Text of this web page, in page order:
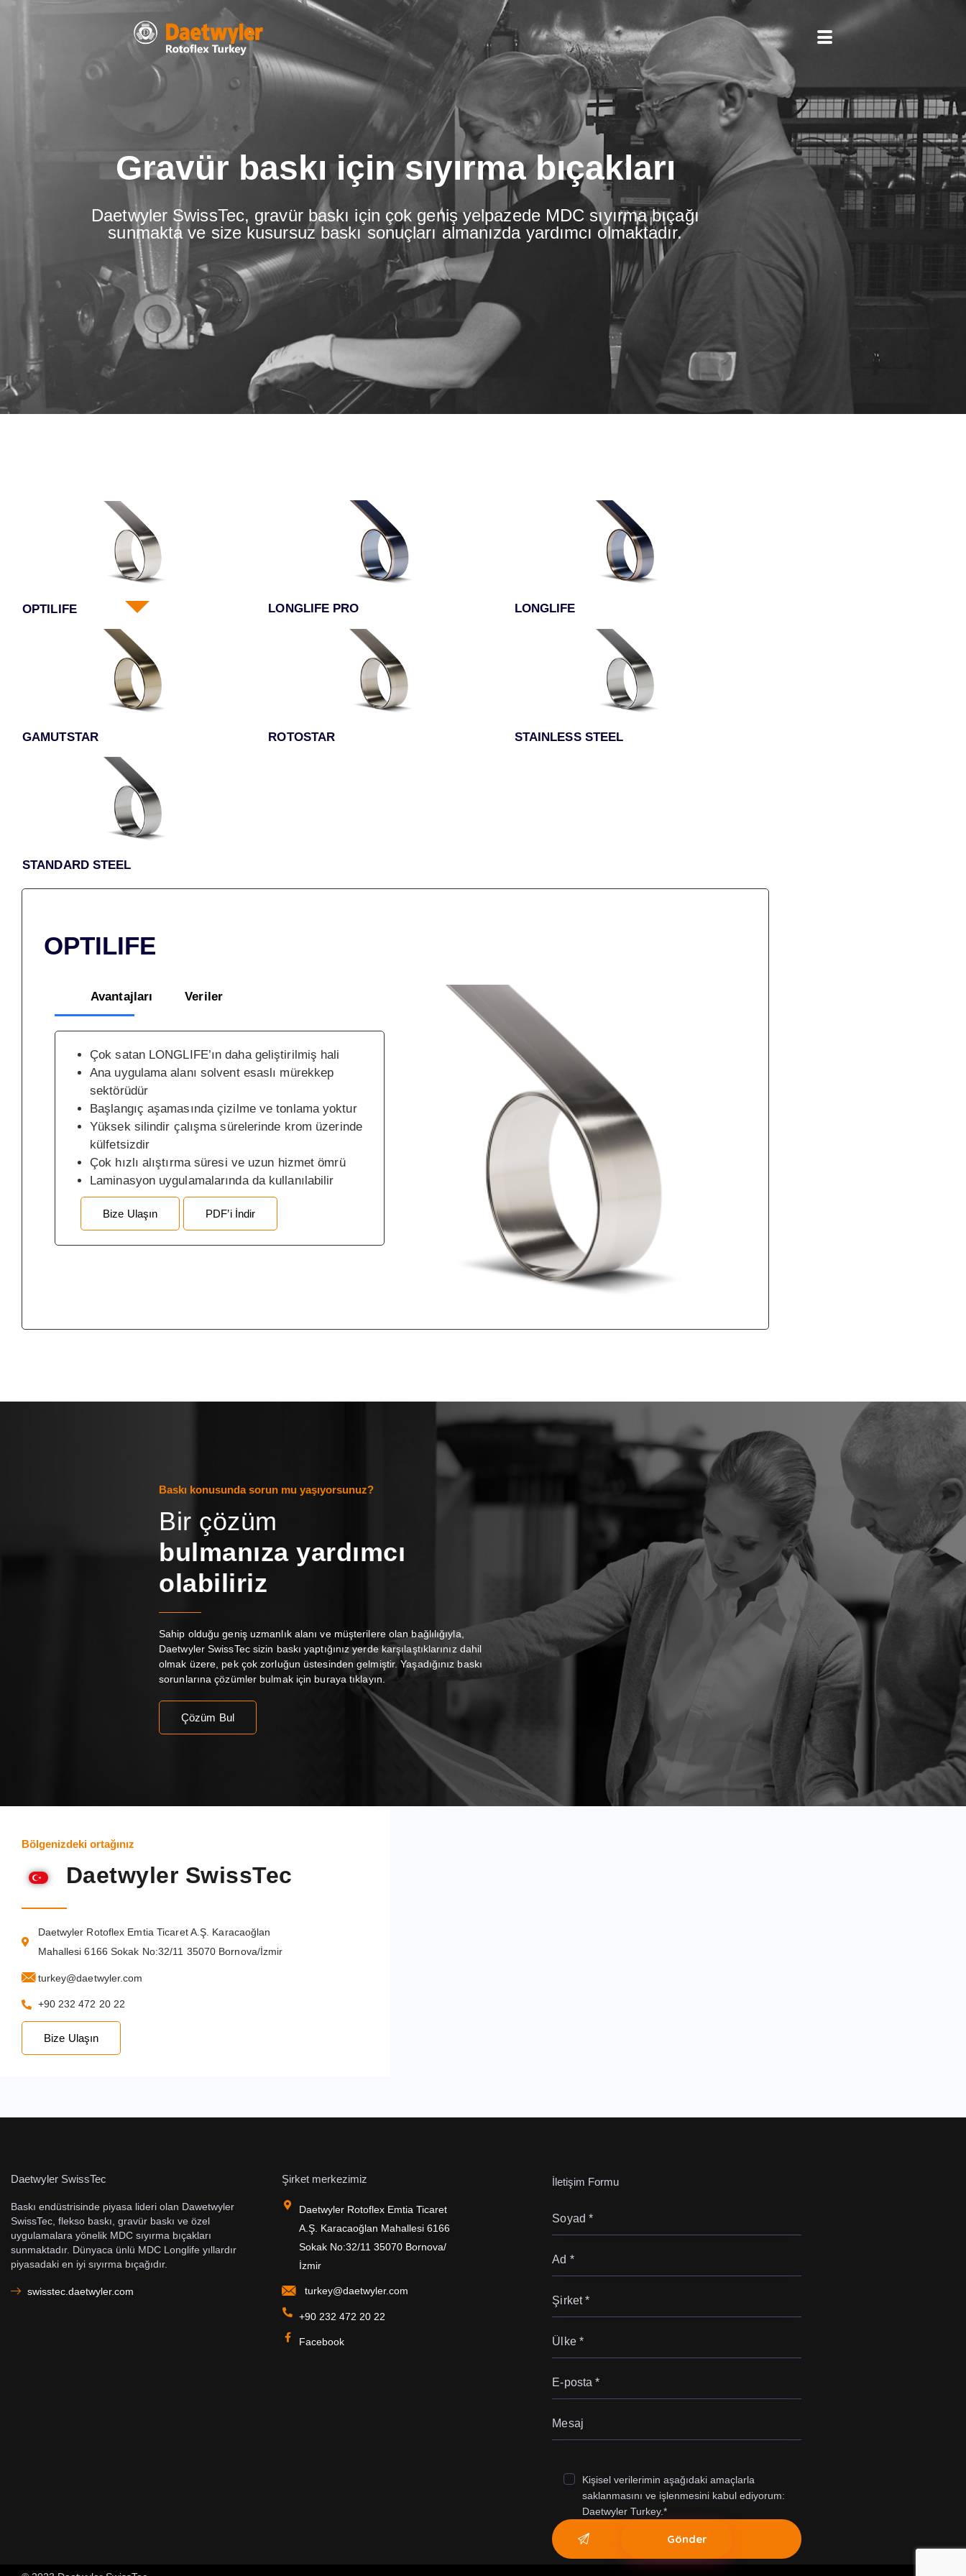
Gravür baskı için sıyırma bıçakları
Daetwyler SwissTec, gravür baskı için çok geniş yelpazede MDC sıyırma bıçağı
sunmakta ve size kusursuz baskı sonuçları almanızda yardımcı olmaktadır.
OPTILIFE LONGLIFE PRO LONGLIFE
GAMUTSTAR ROTOSTAR STAINLESS STEEL
STANDARD STEEL
OPTILIFE
Avantajları Veriler
Çok satan LONGLIFE’ın daha geliştirilmiş hali
Ana uygulama alanı solvent esaslı mürekkep
sektörüdür
Başlangıç aşamasında çizilme ve tonlama yoktur
Yüksek silindir çalışma sürelerinde krom üzerinde
külfetsizdir
Çok hızlı alıştırma süresi ve uzun hizmet ömrü
Laminasyon uygulamalarında da kullanılabilir
Bize Ulaşın PDF’i İndir
Baskı konusunda sorun mu yaşıyorsunuz?
Bir çözüm
bulmanıza yardımcı
olabiliriz
Sahip olduğu geniş uzmanlık alanı ve müşterilere olan bağlılığıyla,
Daetwyler SwissTec sizin baskı yaptığınız yerde karşılaştıklarınız dahil
olmak üzere, pek çok zorluğun üstesinden gelmiştir. Yaşadığınız baskı
sorunlarına çözümler bulmak için buraya tıklayın.
Çözüm Bul
Bölgenizdeki ortağınız
Daetwyler SwissTec
Daetwyler Rotoflex Emtia Ticaret A.Ş. Karacaoğlan
Mahallesi 6166 Sokak No:32/11 35070 Bornova/İzmir
turkey@daetwyler.com
+90 232 472 20 22
Bize Ulaşın
Daetwyler SwissTec
Baskı endüstrisinde piyasa lideri olan Dawetwyler
SwissTec, flekso baskı, gravür baskı ve özel
uygulamalara yönelik MDC sıyırma bıçakları
sunmaktadır. Dünyaca ünlü MDC Longlife yıllardır
piyasadaki en iyi sıyırma bıçağıdır.
swisstec.daetwyler.com
Şirket merkezimiz
Daetwyler Rotoflex Emtia Ticaret
A.Ş. Karacaoğlan Mahallesi 6166
Sokak No:32/11 35070 Bornova/
İzmir
turkey@daetwyler.com
+90 232 472 20 22
Facebook
İletişim Formu
Kişisel verilerimin aşağıdaki amaçlarla
saklanmasını ve işlenmesini kabul ediyorum:
Daetwyler Turkey.*